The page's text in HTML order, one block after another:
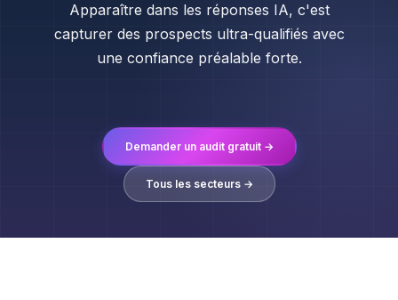
Apparaître dans les réponses IA, c'est
capturer des prospects ultra-qualifiés avec
une confiance préalable forte.
Demander un audit gratuit →
Tous les secteurs →